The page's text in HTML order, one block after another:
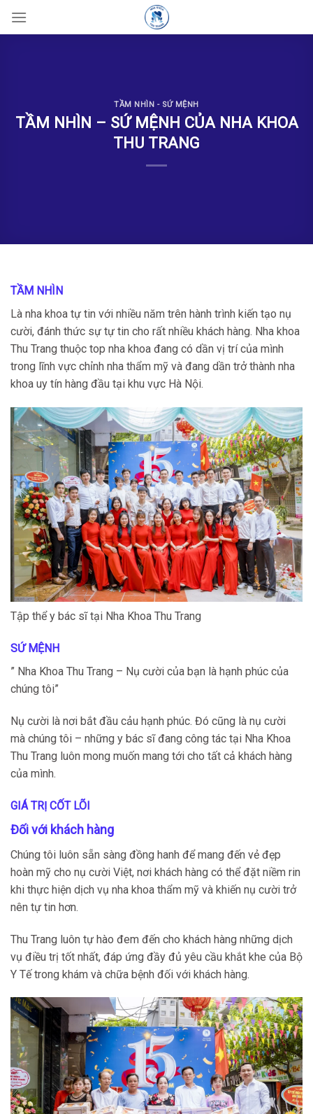
TẦM NHÌN - SỨ MỆNH
TẦM NHÌN – SỨ MỆNH CỦA NHA KHOA
THU TRANG
TẦM NHÌN
Là nha khoa tự tin với nhiều năm trên hành trình kiến tạo nụ
cười, đánh thức sự tự tin cho rất nhiều khách hàng. Nha khoa
Thu Trang thuộc top nha khoa đang có dần vị trí của mình
trong lĩnh vực chỉnh nha thẩm mỹ và đang dần trở thành nha
khoa uy tín hàng đầu tại khu vực Hà Nội.
Tập thể y bác sĩ tại Nha Khoa Thu Trang
SỨ MỆNH
” Nha Khoa Thu Trang – Nụ cười của bạn là hạnh phúc của
chúng tôi”
Nụ cười là nơi bắt đầu cảu hạnh phúc. Đó cũng là nụ cười
mà chúng tôi – những y bác sĩ đang công tác tại Nha Khoa
Thu Trang luôn mong muốn mang tới cho tất cả khách hàng
của mình.
GIÁ TRỊ CỐT LÕI
Đối với khách hàng
Chúng tôi luôn sẵn sàng đồng hanh để mang đến vẻ đẹp
hoàn mỹ cho nụ cười Việt, nơi khách hàng có thể đặt niềm rin
khi thực hiện dịch vụ nha khoa thẩm mỹ và khiến nụ cười trở
nên tự tin hơn.
Thu Trang luôn tự hào đem đến cho khách hàng những dịch
vụ điều trị tốt nhất, đáp ứng đầy đủ yêu cầu khắt khe của Bộ
Y Tế trong khám và chữa bệnh đối với khách hàng.